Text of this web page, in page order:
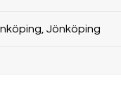
Jönköping